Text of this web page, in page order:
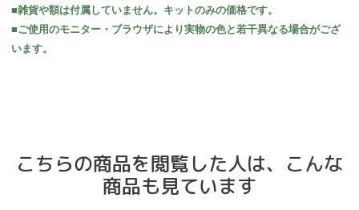
■雑貨や額は付属していません。キットのみの価格です。
■ご使用のモニター・ブラウザにより実物の色と若干異なる場合がござ
います。
こちらの商品を閲覧した人は、こんな
商品も見ています